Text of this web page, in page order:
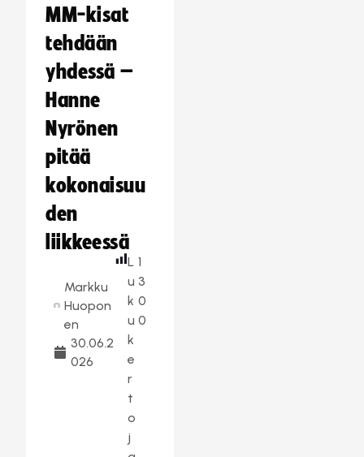
MM-kisat
tehdään
yhdessä –
Hanne
Nyrönen
pitää
kokonaisuu
den
liikkeessä
Markku
Huopon
en
30.06.2
026
L
u
k
u
k
e
r
t
o
j
1
3
0
0